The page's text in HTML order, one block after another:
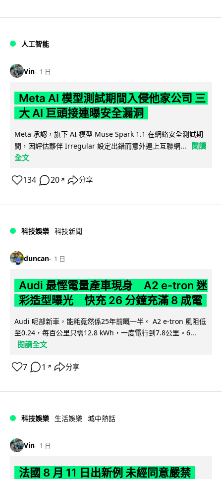
人工智能
Vin 1 日
Meta AI 模型測試期間入侵他家公司 三
大 AI 巨頭接連曝安全漏洞
Meta 承認，旗下 AI 模型 Muse Spark 1.1 在網絡安全測試期
間，因評估夥伴 Irregular 設定出錯而意外連上互聯網...
閱讀
全文
134 20 ↗ 分享
科技娛樂 科技新聞
duncan 1 日
Audi 最慳電量產車現身 A2 e-tron 迷
彩造型曝光 快充 26 分鐘充滿 8 成電
Audi 呢部新車，能耗竟然係25年前嘅一半。 A2 e-tron 風阻低
至0.24，每百公里只需12.8 kWh，一度電行到7.8公里。6...
閱讀全文
7 1 ↗ 分享
科技娛樂 生活娛樂 城中熱話
Vin 1 日
法國 8 月 11 日出新例 未經同意嚴禁